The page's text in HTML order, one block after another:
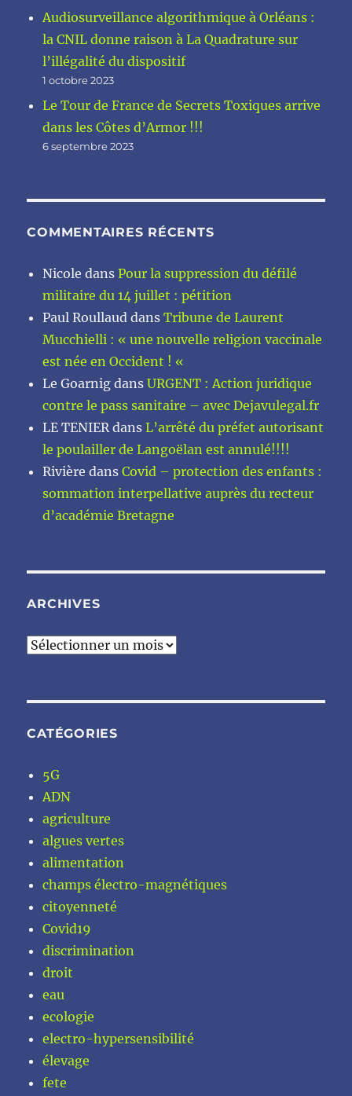
Audiosurveillance algorithmique à Orléans :
la CNIL donne raison à La Quadrature sur
l’illégalité du dispositif
1 octobre 2023
Le Tour de France de Secrets Toxiques arrive
dans les Côtes d’Armor !!!
6 septembre 2023
COMMENTAIRES RÉCENTS
Nicole dansPour la suppression du défilé
militaire du 14 juillet : pétition
Paul Roullaud dansTribune de Laurent
Mucchielli : « une nouvelle religion vaccinale
est née en Occident ! «
Le Goarnig dansURGENT : Action juridique
contre le pass sanitaire – avec Dejavulegal.fr
LE TENIERdansL’arrêté du préfet autorisant
le poulailler de Langoëlan est annulé!!!!
Rivière dansCovid – protection des enfants :
sommation interpellative auprès du recteur
d’académie Bretagne
ARCHIVES
Archives
CATÉGORIES
5G
ADN
agriculture
algues vertes
alimentation
champs électro-magnétiques
citoyenneté
Covid19
discrimination
droit
eau
ecologie
electro-hypersensibilité
élevage
fete